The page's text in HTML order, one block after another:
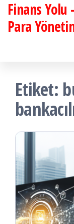
İçeriğe
atla
Finans Yolu
Para
Etiket: